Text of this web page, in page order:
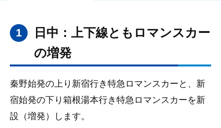
1
日中：上下線ともロマンスカー
の増発
秦野始発の上り新宿行き特急ロマンスカーと、新
宿始発の下り箱根湯本行き特急ロマンスカーを新
設（増発）します。